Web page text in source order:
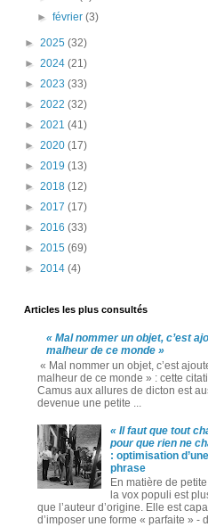
►février(3)
► 2025 (32)
► 2024 (21)
► 2023 (33)
► 2022 (32)
► 2021 (41)
► 2020 (17)
► 2019 (13)
► 2018 (12)
► 2017 (17)
► 2016 (33)
► 2015 (69)
► 2014 (4)
Articles les plus consultés
« Mal nommer un objet, c’est
malheur de ce monde »
« Mal nommer un objet, c’est
malheur de ce monde » : cette
Camus aux allures de dicton est
devenue une petite ...
« Il faut que tout
pour que rien ne
: optimisation
phrase
En matière de
la vox populi est
que l’auteur d’origine. Elle est
d’imposer une forme « parfaite » ‑